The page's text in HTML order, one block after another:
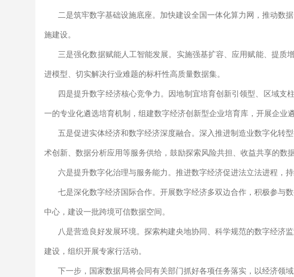
二是筑牢数字基础设施底座。 加快建设全国一体化算力网，推动数
施建设。
三是强化数据赋能人工智能发展。 实施强基扩容、应用赋能、提质
进模型、切实解决行业难题的标杆性高质量数据集。
四是提升数字经济核心竞争力。 因地制宜培育创新引领型、区域支
一的专业化遴选培育机制，组建数字经济创新型企业培育库，开展企业遴
五是促进实体经济和数字经济深度融合。 深入推进制造业数字化转
术创新、数据分析应用等服务供给，鼓励探索风险共担、收益共享的数
六是提升数字化治理与服务能力。 推进数字经济促进法立法进程，
七是深化数字经济国际合作。 开展数字经济多双边合作，积极参与
中心，建设一批跨境可信数据空间。
八是营造良好发展环境。 探索构建央地协同、科学规范的数字经济
建设，组织开展专家行活动。
下一步，国家数据局将会同有关部门抓好各项任务落实，以经济领